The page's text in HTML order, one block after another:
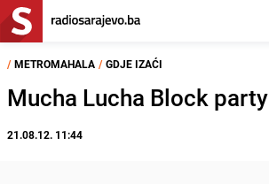
/ METROMAHALA / GDJE IZAĆI
Mucha Lucha Block party
21.08.12. 11:44